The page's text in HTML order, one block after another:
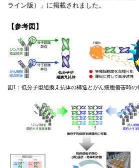
ライン版）」に掲載されました。
【参考図】
図1：低分子型組換え抗体の構造とがん細胞傷害時の